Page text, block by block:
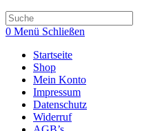
0 Menü Schließen
Startseite
Shop
Mein Konto
Impressum
Datenschutz
Widerruf